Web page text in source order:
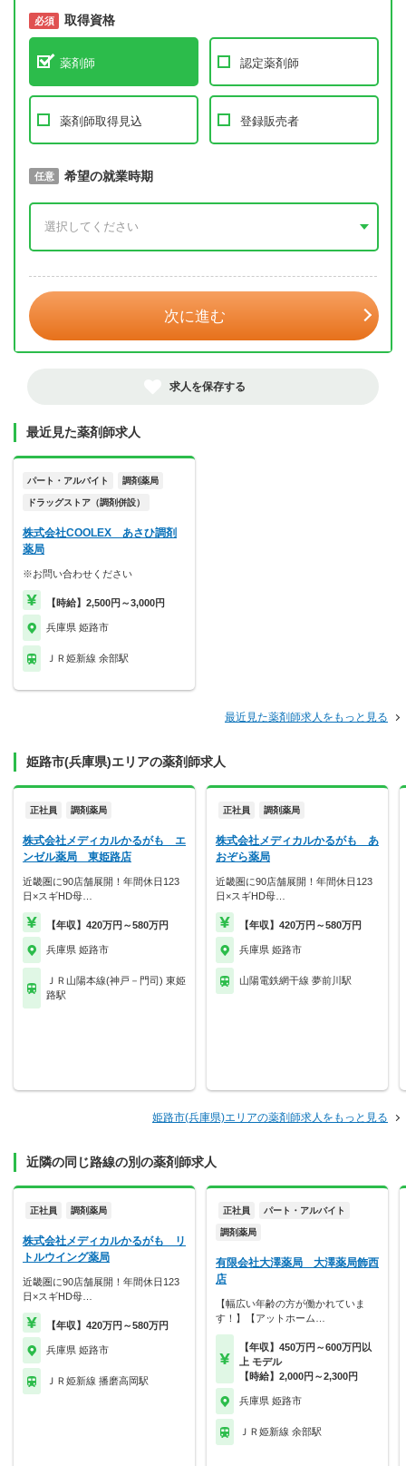
必須 取得資格
薬剤師 認定薬剤師
薬剤師取得見込 登録販売者
必須 取得予定年
任意 希望の就業時期
次に進む
求人を保存する
最近見た薬剤師求人
パート・アルバイト 調剤薬局
ドラッグストア（調剤併設）
株式会社COOLEX あさひ調剤
薬局
※お問い合わせください
【時給】2,500円～3,000円
兵庫県 姫路市
ＪＲ姫新線 余部駅
最近見た薬剤師求人をもっと見る
姫路市(兵庫県)エリアの薬剤師求人
正社員 調剤薬局
株式会社メディカルかるがも エ
ンゼル薬局 東姫路店
近畿圏に90店舗展開！年間休日123
日×スギHD母…
【年収】420万円～580万円
兵庫県 姫路市
ＪＲ山陽本線(神戸－門司) 東姫
路駅
正社員 調剤薬局
株式会社メディカルかるがも あ
おぞら薬局
近畿圏に90店舗展開！年間休日123
日×スギHD母…
【年収】420万円～580万円
兵庫県 姫路市
山陽電鉄網干線 夢前川駅
姫路市(兵庫県)エリアの薬剤師求人をもっと見る
近隣の同じ路線の別の薬剤師求人
正社員 調剤薬局
株式会社メディカルかるがも リ
トルウイング薬局
近畿圏に90店舗展開！年間休日123
日×スギHD母…
【年収】420万円～580万円
兵庫県 姫路市
ＪＲ姫新線 播磨高岡駅
正社員 パート・アルバイト
調剤薬局
有限会社大澤薬局 大澤薬局飾西
店
【幅広い年齢の方が働かれていま
す！】【アットホーム…
【年収】450万円～600万円以
上 モデル
【時給】2,000円～2,300円
兵庫県 姫路市
ＪＲ姫新線 余部駅